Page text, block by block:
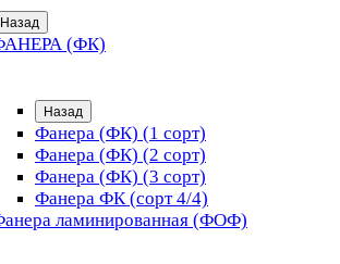
Назад
(ФК)
Назад
Фанера (ФК) (1 сорт)
Фанера (ФК) (2 сорт)
Фанера (ФК) (3 сорт)
Фанера ФК (сорт 4/4)
ламинированная (ФОФ)